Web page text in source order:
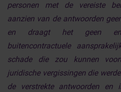
personen met de vereiste
aanzien van de antwoorden
en draagt het geen
buitencontractuele
schade die zou kunnen
juridische vergissingen die
de verstrekte antwoorden en